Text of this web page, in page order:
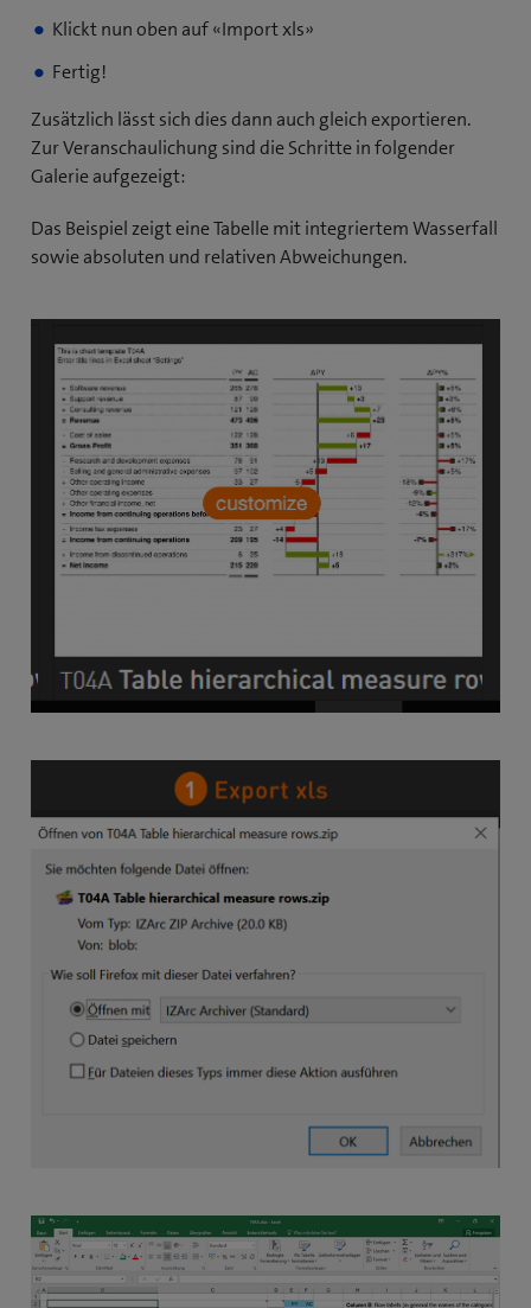
Klickt nun oben auf «Import xls»
Fertig!
Zusätzlich lässt sich dies dann auch gleich exportieren.
Zur Veranschaulichung sind die Schritte in folgender
Galerie aufgezeigt:
Das Beispiel zeigt eine Tabelle mit integriertem Wasserfall
sowie absoluten und relativen Abweichungen.